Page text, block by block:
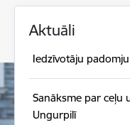
Aktuāli
Iedzīvotāju
Sanāksme par ceļu
Ungurpilī